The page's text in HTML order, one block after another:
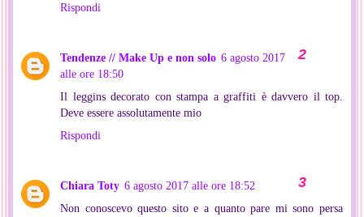
Rispondi
Tendenze // Make Up e non solo 6 agosto 2017
alle ore 18:50
Il leggins decorato con stampa a graffiti è davvero il top.
Deve essere assolutamente mio
Rispondi
Chiara Toty 6 agosto 2017 alle ore 18:52
Non conoscevo questo sito e a quanto pare mi sono persa